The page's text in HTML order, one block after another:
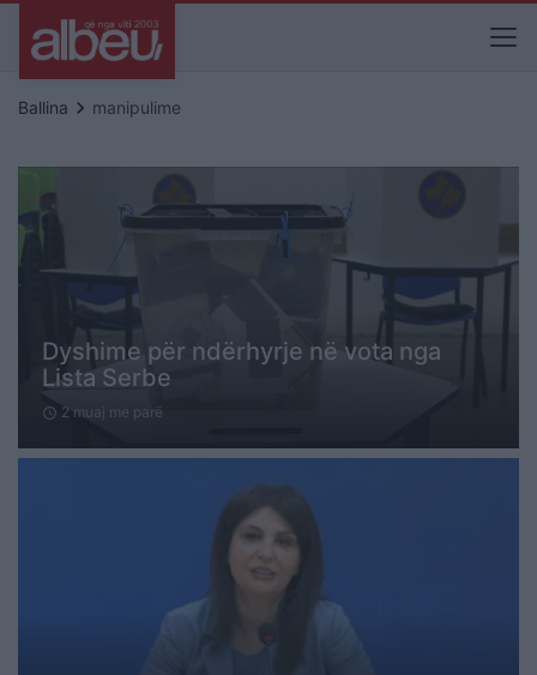
Ballina keyboard_arrow_right manipulime
Dyshime për ndërhyrje në vota nga
Lista Serbe
schedule 2 muaj me parë